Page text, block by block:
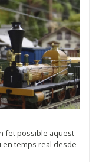
fet possible aquest
temps real desde